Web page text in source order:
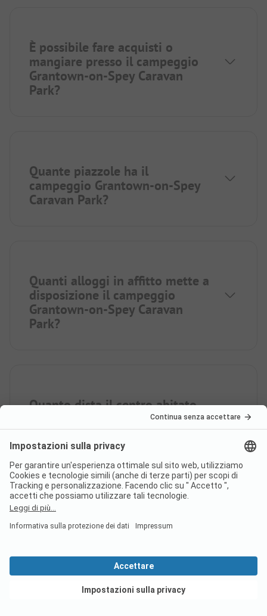
È possibile fare acquisti o
mangiare presso il campeggio
Grantown-on-Spey Caravan
Park?
Quante piazzole ha il
campeggio Grantown-on-Spey
Caravan Park?
Quanti alloggi in affitto mette a
disposizione il campeggio
Grantown-on-Spey Caravan
Park?
Quanto dista il centro abitato
più vicino al campeggio
Grantown-on-Spey Caravan
Park?
Il campeggio Grantown-on-
stazione di carico e scarico
completa?
Vedi offerte